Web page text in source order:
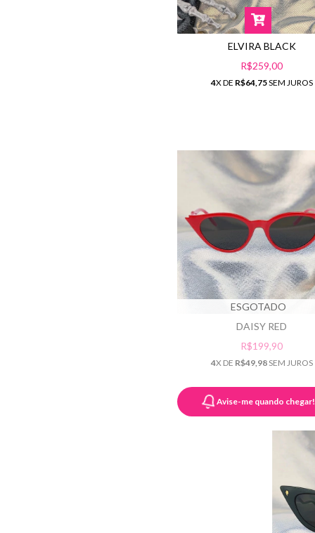
ELVIRA BLACK
R$259,00
4X DE R$64,75SEM JUROS
ESGOTADO
DAISY RED
R$199,90
4X DE R$49,98SEM JUROS
Avise-me quando chegar!